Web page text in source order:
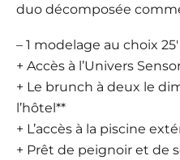
duo décomposée
– 1 modelage au choix
+ Accès à l’Univers
+ Le brunch à deux le
l’hôtel**
+ L’accès à la piscine
+ Prêt de peignoir et de